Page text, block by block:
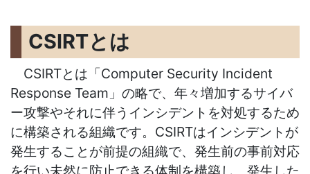
CSIRTとは
CSIRTとは「Computer Security Incident
Response Team」の略で、年々増加するサイバ
ー攻撃やそれに伴うインシデントを対処するため
に構築される組織です。CSIRTはインシデントが
発生することが前提の組織で、発生前の事前対応
を行い未然に防止できる体制を構築し、発生した